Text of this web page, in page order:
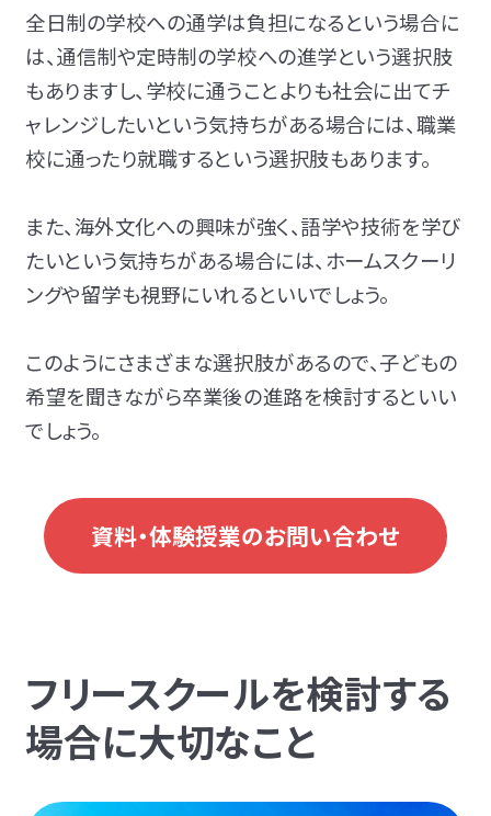
全日制の学校への通学は負担になるという場合に
は、通信制や定時制の学校への進学という選択肢
もありますし、学校に通うことよりも社会に出てチ
ャレンジしたいという気持ちがある場合には、職業
校に通ったり就職するという選択肢もあります。
また、海外文化への興味が強く、語学や技術を学び
たいという気持ちがある場合には、ホームスクーリ
ングや留学も視野にいれるといいでしょう。
このようにさまざまな選択肢があるので、子どもの
希望を聞きながら卒業後の進路を検討するといい
でしょう。
資料・体験授業のお問い合わせ
フリースクールを検討する
場合に大切なこと